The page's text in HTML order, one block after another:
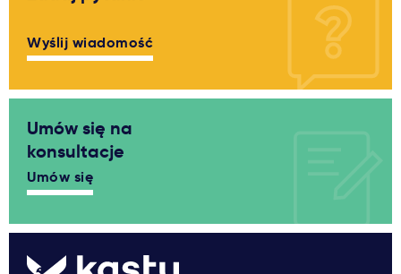
Wyślij wiadomość
Umów się na
konsultacje
Umów się